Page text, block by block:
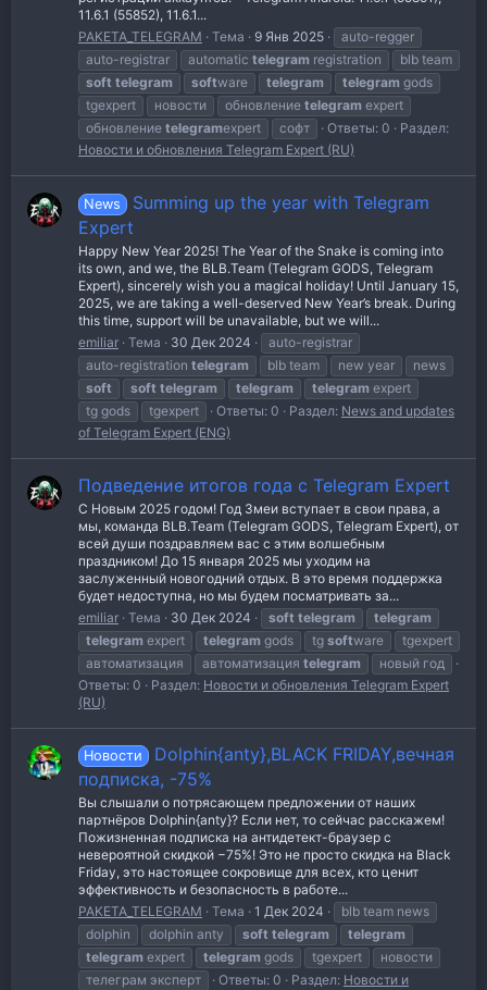
11.6.1 (55852), 11.6.1...
PAKETA_TELEGRAM
Тема 9 Янв 2025
auto-regger
auto-registrar
automatic telegram registration
blb team
soft telegram software telegram telegram gods
tgexpert
новости обновление telegram expert
обновление telegramexpert софт Ответы: 0
Раздел:
Новости и обновления Telegram Expert (RU)
News
Summing up the year with Telegram
Expert
Happy New Year 2025! The Year of the Snake is coming into
its own, and we, the BLB.Team (Telegram GODS, Telegram
Expert), sincerely wish you a magical holiday! Until January 15,
2025, we are taking a well-deserved New Year’s break. During
this time, support will be unavailable, but we will...
emiliar Тема 30 Дек 2024
auto-registrar
auto-registration telegram blb team new year
news
soft
soft telegram telegram telegram expert
tg gods
tgexpert Ответы: 0 Раздел: News and updates
of Telegram Expert (ENG)
Подведение итогов года с Telegram Expert
С Новым 2025 годом! Год Змеи вступает в свои права, а
мы, команда BLB.Team (Telegram GODS, Telegram Expert), от
всей души поздравляем вас с этим волшебным
праздником! До 15 января 2025 мы уходим на
заслуженный новогодний отдых. В это время поддержка
будет недоступна, но мы будем посматривать за...
emiliar Тема 30 Дек 2024 soft telegram
telegram
telegram expert telegram gods tg software
tgexpert
автоматизация
автоматизация telegram
новый год
Ответы: 0
Раздел: Новости и обновления Telegram Expert
(RU)
Новости
Dolphin{anty},BLACK FRIDAY,вечная
подписка, -75%
Вы слышали о потрясающем предложении от наших
партнёров Dolphin{anty}? Если нет, то сейчас расскажем!
Пожизненная подписка на антидетект-браузер с
невероятной скидкой −75%! Это не просто скидка на Black
Friday, это настоящее сокровище для всех, кто ценит
эффективность и безопасность в работе...
PAKETA_TELEGRAM
Тема 1 Дек 2024
blb team news
dolphin
dolphin anty soft telegram
telegram
telegram expert telegram gods tgexpert
новости
телеграм эксперт
Ответы: 0 Раздел: Новости и